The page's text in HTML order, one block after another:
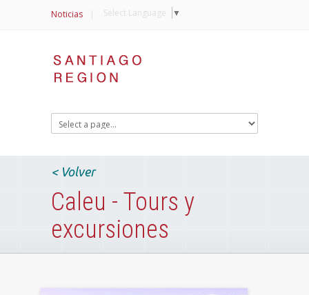
Noticias | Select Language ▼
< Volver
Caleu - Tours y
excursiones